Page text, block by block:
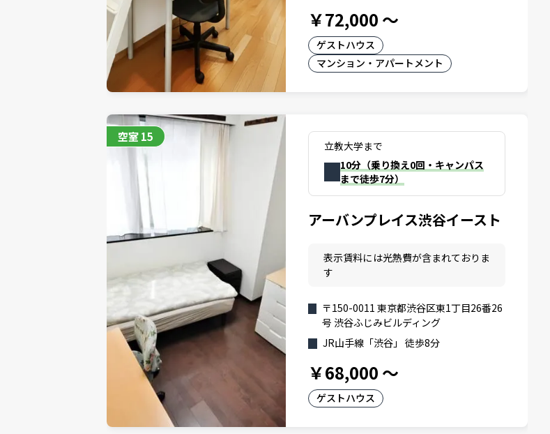
￥72,000 ～
ゲストハウス
マンション・アパートメント
空室15
立教大学まで
10分（乗り換え0回・キャンパス
まで徒歩7分）
アーバンプレイス渋谷イースト
表示賃料には光熱費が含まれておりま
す
〒150-0011 東京都渋谷区東1丁目26番26
号 渋谷ふじみビルディング
JR山手線「渋谷」 徒歩8分
￥68,000 ～
ゲストハウス